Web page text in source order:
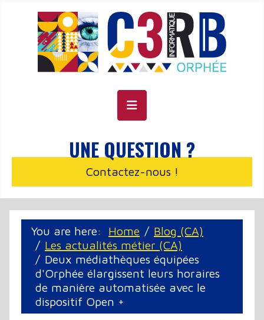
UNE QUESTION ?
Contactez-nous !
You are here: Home
Blog (CA)
Les actualités métier (CA)
Deux médiathèques équipées
d'Orphée élargissent leurs horaires
de manière automatisée avec le
dispositif Open +